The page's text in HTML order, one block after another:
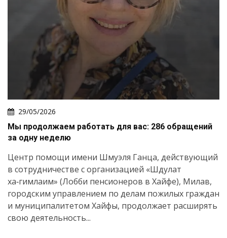
29/05/2026
Мы продолжаем работать для вас: 286 обращений
за одну неделю
Центр помощи имени Шмуэля Ганца, действующий
в сотрудничестве с организацией «Шдулат
ха‑гимлаим» (Лобби пенсионеров в Хайфе), Милав,
городским управлением по делам пожилых граждан
и муниципалитетом Хайфы, продолжает расширять
свою деятельность...